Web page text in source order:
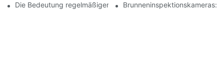
Die Bedeutung regelmäßiger Brunneninspektionen mit
Brunneninspektionskameras: